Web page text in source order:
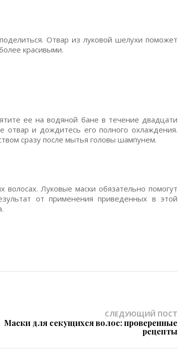
Отвар из луковой шелухи поможет
красивыми.
ее на водяной бане в течение двадцати
отвар и дождитесь его полного охлаждения.
сразу после мытья головы шампунем.
Луковые маски обязательно помогут
от применения приведенных в этой
СЛЕДУЮЩИЙ ПОСТ
Маски для секущихся волос: проверенные
рецепты